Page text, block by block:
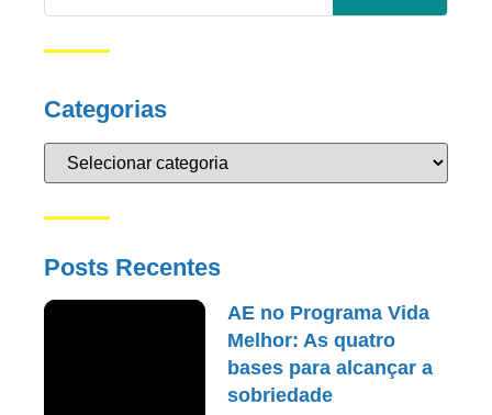
Categorias
Posts Recentes
AE no Programa Vida
Melhor: As quatro
bases para alcançar a
sobriedade